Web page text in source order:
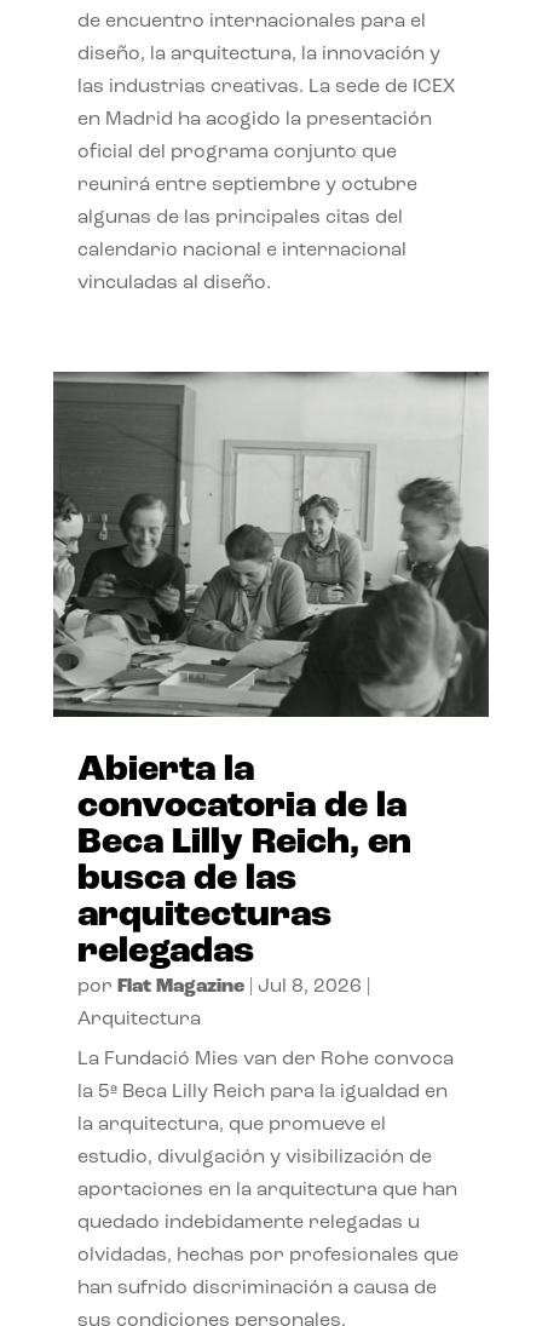
de encuentro internacionales para el
diseño, la arquitectura, la innovación y
las industrias creativas. La sede de ICEX
en Madrid ha acogido la presentación
oficial del programa conjunto que
reunirá entre septiembre y octubre
algunas de las principales citas del
calendario nacional e internacional
vinculadas al diseño.
Abierta la
convocatoria de la
Beca Lilly Reich, en
busca de las
arquitecturas
relegadas
por Flat Magazine| Jul 8, 2026
Arquitectura
La Fundació Mies van der Rohe convoca
la 5ª Beca Lilly Reich para la igualdad en
la arquitectura, que promueve el
estudio, divulgación y visibilización de
aportaciones en la arquitectura que han
quedado indebidamente relegadas u
olvidadas, hechas por profesionales que
han sufrido discriminación a causa de
sus condiciones personales.